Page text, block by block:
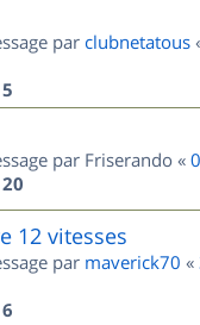
par clubnetatous
5
par Friserando «
20
12 vitesses
par maverick70 «
6